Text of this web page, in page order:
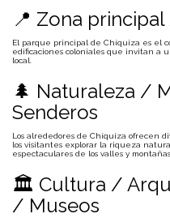
📍 Zona
El parque principal de Chíquiza es el
edificaciones coloniales que invitan a
local.
🌲 Naturaleza /
Senderos
Los alrededores de Chíquiza ofrecen
los visitantes explorar la riqueza
espectaculares de los valles y
🏛 Cultura /
/ Museos